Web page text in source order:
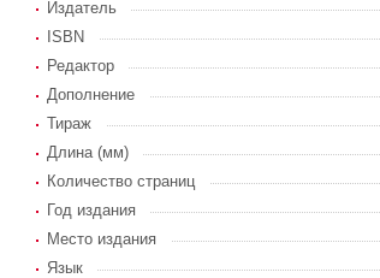
Издатель
ISBN
Редактор
Дополнение
Тираж
Длина (мм)
Количество страниц
Год издания
Место издания
Язык